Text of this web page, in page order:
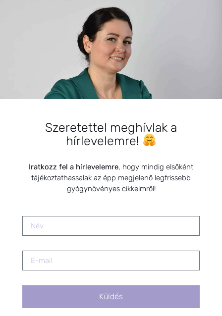
HÍRLEVÉL
HÍRLEVÉL FELIRATKOZÁS
E-mail cím*
Kérlek a feliratkozáshoz fogadd el
az alábbi nyilatkozatot:
Hozzájárulok, hogy az
Adatkezelési tájékoztatóban
foglaltak szerint a HerbClinic
hírleveleket küldjön nekem.
leiratkozhatsz a levél alján található
OLDALAK
Szeretettel meghívlak a
hírlevelemre!
Iratkozz fel a hírlevelemre, hogy mindig elsőként
tájékoztathassalak az épp megjelenő legfrissebb
gyógynövényes cikkeimről!
Küldés